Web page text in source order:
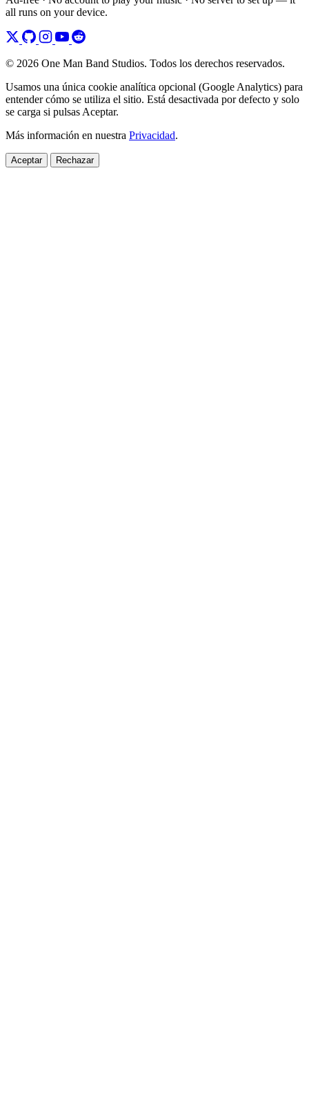
all runs on your device.
© 2026 One Man Band Studios. Todos los derechos reservados.
Usamos una única cookie analítica opcional (Google Analytics) para
entender cómo se utiliza el sitio. Está desactivada por defecto y solo
se carga si pulsas Aceptar.
Más información en nuestra Privacidad.
Aceptar Rechazar